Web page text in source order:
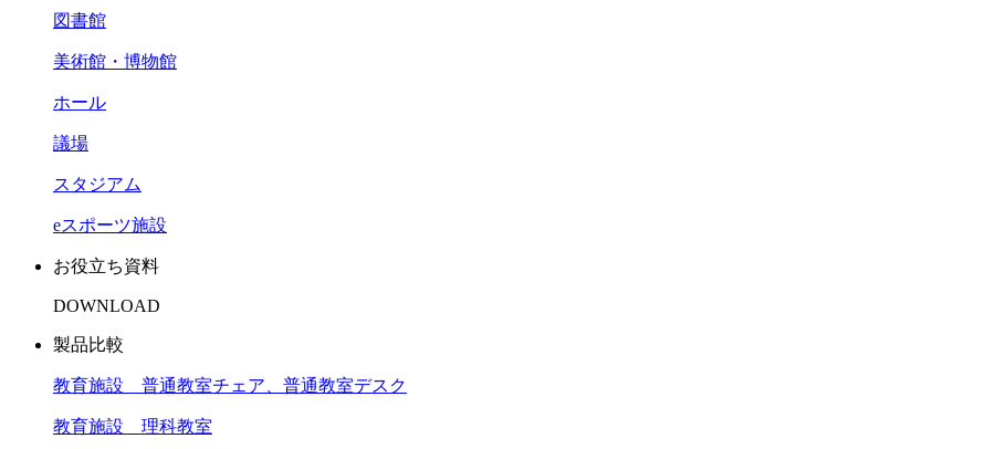
図書館
美術館・博物館
ホール
議場
スタジアム
eスポーツ施設
お役立ち資料
DOWNLOAD
製品比較
教育施設 普通教室チェア、普通教室デスク
教育施設 理科教室